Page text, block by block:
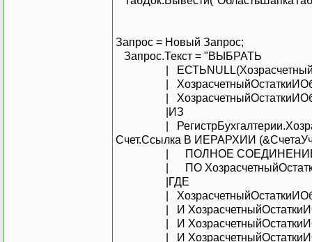
Запрос = Новый Запрос;
Запрос.Текст = "ВЫБРАТЬ
|
|
|
|ИЗ
|
Счет.Ссылка В ИЕРАРХИИ
| ПОЛНОЕ СОЕДИНЕНИЕ
| ПО
|ГДЕ
|
| И
| И
| И